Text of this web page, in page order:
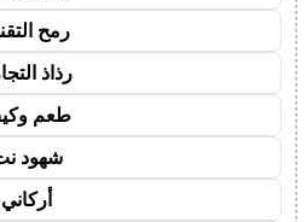
رمح
رذاذ
طعم
شهود نت
أركاني